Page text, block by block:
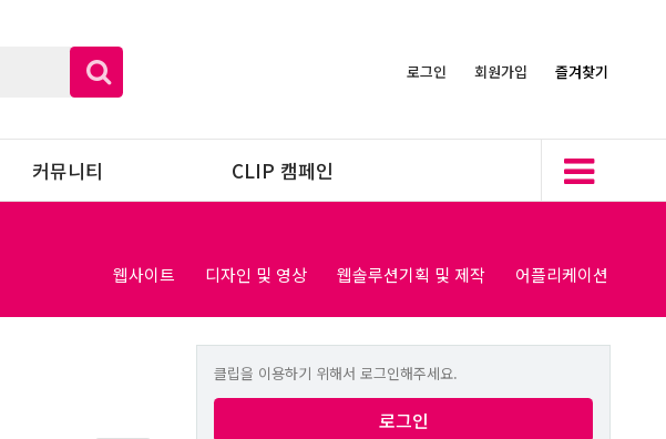
로그인 회원가입 즐겨찾기
커뮤니티 CLIP 캠페인
웹사이트 디자인 및 영상 웹솔루션기획 및 제작 어플리케이션
클립을 이용하기 위해서 로그인해주세요.
로그인